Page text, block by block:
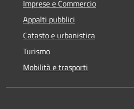
Imprese e Commercio
Appalti pubblici
Catasto e urbanistica
Turismo
Mobilità e trasporti